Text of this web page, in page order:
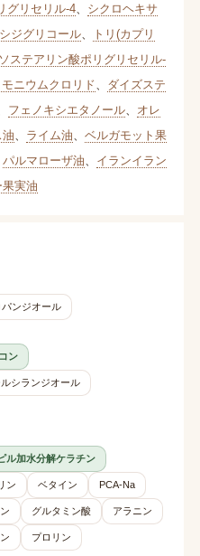
グリセリル-4、 シクロヘキサ
ジグリコール、
トリ(カプリ
ステアリン酸ポリグリセリル-
ニウムクロリド
ダイズステ
フェノキシエタノール、 オレ
ライム油
ベルガモット果
パルマローザ油
イランイラン
果実油
パンジオール
ン
シランジオール
ル加水分解ケラチン
ン ベタイン PCA-Na
グルタミン酸 アラニン
プロリン